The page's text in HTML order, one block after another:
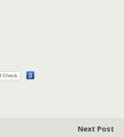
Next Post